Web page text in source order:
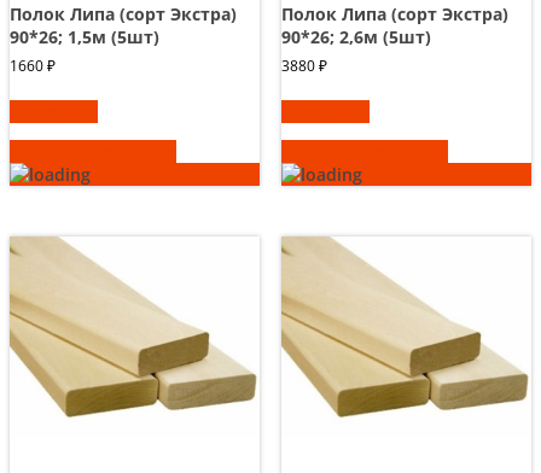
Полок Липа (сорт Экстра)
90*26; 1,5м (5шт)
1660₽
Полок Липа (сорт Экстра)
90*26; 2,6м (5шт)
3880₽